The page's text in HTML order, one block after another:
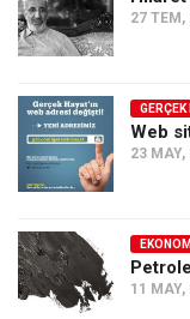
Ekonomi
Manzara
Sağlık
Gıda-Beslenme
Hayat
Türkiye
Siyaset
27 TEM,
GERÇEK
Web
23 MAY,
11 MAY,